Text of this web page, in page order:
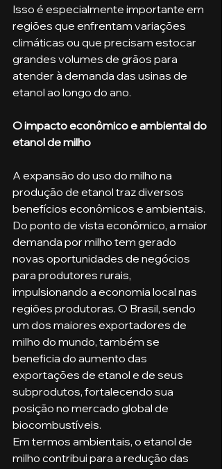
Isso é especialmente importante em
regiões que enfrentam variações
climáticas ou que precisam estocar
grandes volumes de grãos para
atender à demanda das usinas de
etanol ao longo do ano.
O impacto econômico e ambiental do
etanol de milho
A expansão do uso do milho na
produção de etanol traz diversos
benefícios econômicos e ambientais.
Do ponto de vista econômico, a maior
demanda por milho tem gerado
novas oportunidades de negócios
para produtores rurais,
impulsionando a economia local nas
regiões produtoras. O Brasil, sendo
um dos maiores exportadores de
milho do mundo, também se
beneficia do aumento das
exportações de etanol e de seus
subprodutos, fortalecendo sua
posição no mercado global de
biocombustíveis.
Em termos ambientais, o etanol de
milho contribui para a redução das